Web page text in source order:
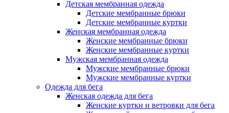
Детская мембранная одежда
Детские мембранные брюки
Детские мембранные куртки
Женская мембранная одежда
Женские мембранные брюки
Женские мембранные куртки
Мужская мембранная одежда
Мужские мембранные брюки
Мужские мембранные куртки
Одежда для бега
Женская одежда для бега
Женские куртки и ветровки для бега